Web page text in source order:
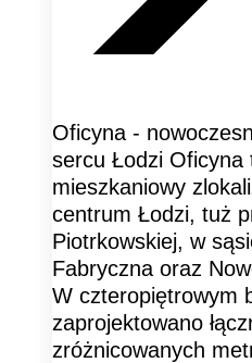
Oficyna -
sercu Łodzi Oficyna
mieszkaniowy
centrum Łodzi, tuż
Piotrkowskiej, w
Fabryczna oraz
W czteropiętrowym
zaprojektowano
zróżnicowanych